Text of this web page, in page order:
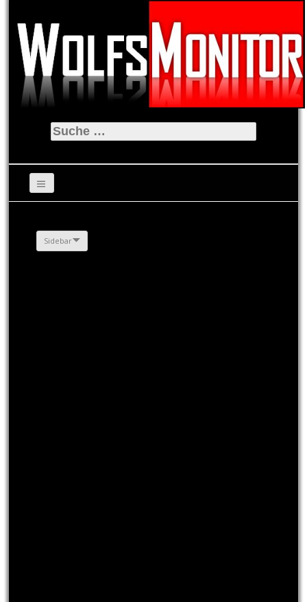
Suche
nach:
Sidebar